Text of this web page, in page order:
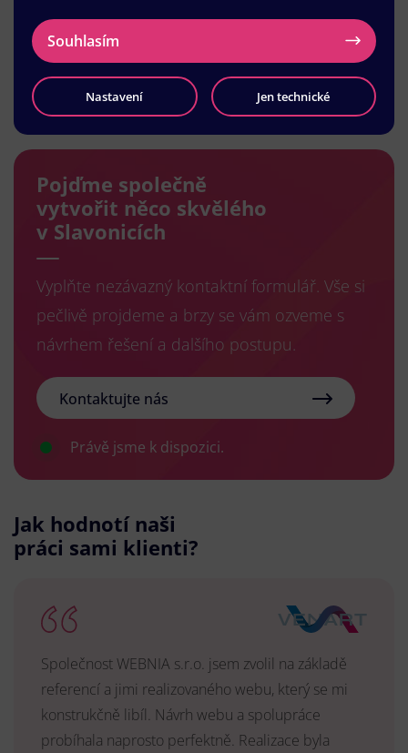
Načíst další
Pojďme společně
vytvořit něco skvělého
v Slavonicích
Vyplňte nezávazný kontaktní formulář. Vše si
pečlivě projdeme a brzy se vám ozveme s
návrhem řešení a dalšího postupu.
Kontaktujte nás
Právě jsme k dispozici.
Jak hodnotí naši
práci sami klienti?
Společnost WEBNIA s.r.o. jsem zvolil na základě
referencí a jimi realizovaného webu, který se mi
konstrukčně libíl. Návrh webu a spolupráce
probíhala naprosto perfektně. Realizace byla
Souhlasím
Nastavení Jen technické